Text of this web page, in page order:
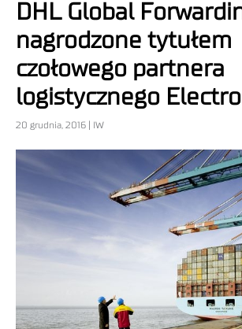
DHL Global
nagrodzone tytułem
czołowego partnera
logistycznego
20 grudnia, 2016 | IW